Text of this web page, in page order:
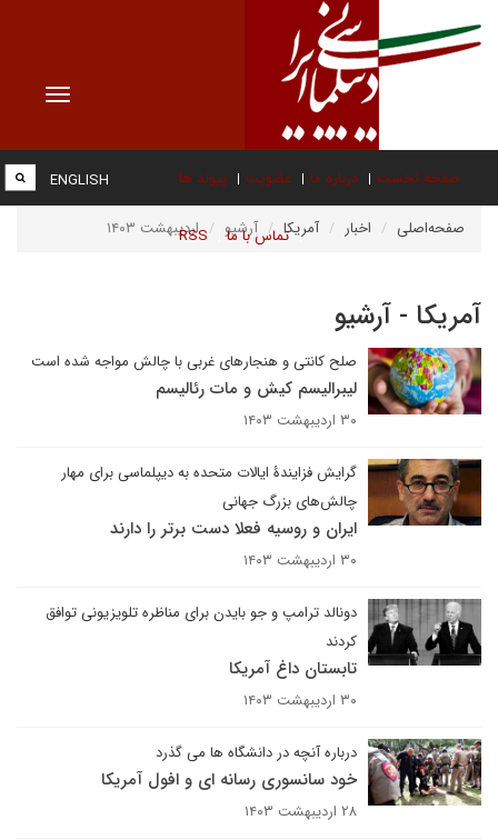
Toggle
صفحه نخست درباره ما عضویت پیوند ها
تماس با ما RSS
ENGLISH
صفحه‌اصلی اخبار آمریکا آرشیو اردیبهشت ۱۴۰۳
آمریکا - آرشیو
صلح کانتی و هنجارهای غربی با چالش مواجه شده است
لیبرالیسم کیش و مات رئالیسم
۳۰ اردیبهشت ۱۴۰۳
گرایش فزایندۀ ایالات متحده به دیپلماسی برای مهار
چالش‌های بزرگ جهانی
ایران و روسیه فعلا دست برتر را دارند
۳۰ اردیبهشت ۱۴۰۳
دونالد ترامپ و جو بایدن برای مناظره تلویزیونی توافق
کردند
تابستان داغ آمریکا
۳۰ اردیبهشت ۱۴۰۳
درباره آنچه در دانشگاه ها می گذرد
خود سانسوری رسانه ای و افول آمریکا
۲۸ اردیبهشت ۱۴۰۳